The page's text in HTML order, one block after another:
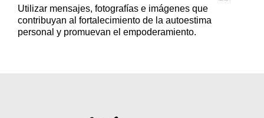
Utilizar mensajes, fotografías e imágenes que
contribuyan al fortalecimiento de la autoestima
personal y promuevan el empoderamiento.